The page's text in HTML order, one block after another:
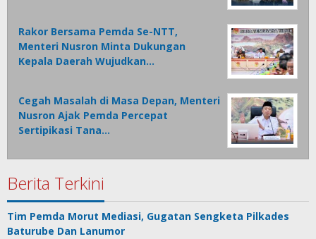
Rakor Bersama Pemda Se-NTT,
Menteri Nusron Minta Dukungan
Kepala Daerah Wujudkan…
Cegah Masalah di Masa Depan, Menteri
Nusron Ajak Pemda Percepat
Sertipikasi Tana…
Berita Terkini
Tim Pemda Morut Mediasi, Gugatan Sengketa Pilkades
Baturube Dan Lanumor